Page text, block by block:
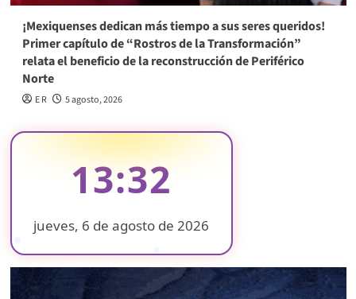
¡Mexiquenses dedican más tiempo a sus seres queridos!
Primer capítulo de “Rostros de la Transformación”
relata el beneficio de la reconstrucción de Periférico
Norte
E R 5 agosto, 2026
13:32
jueves, 6 de agosto de 2026
❄
❄